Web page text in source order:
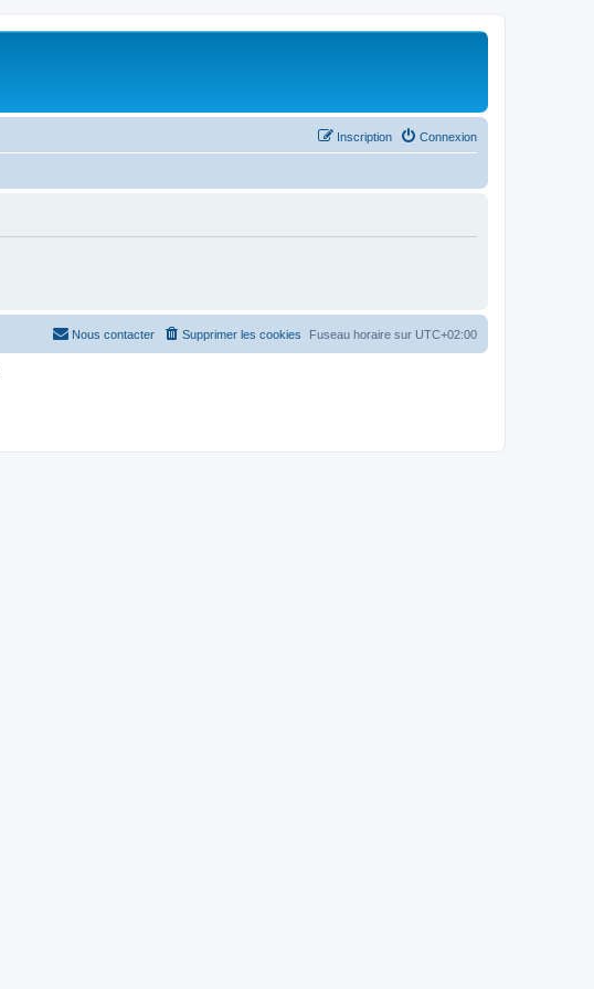
Connexion
Inscription
Fuseau horaire sur UTC+02:00
Supprimer les cookies
Nous contacter